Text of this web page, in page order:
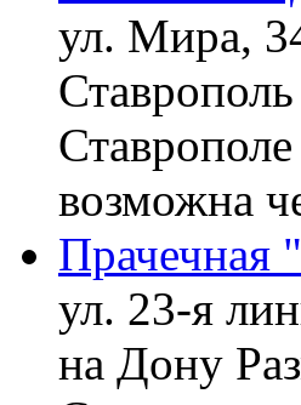
ул. Мира,
Ставрополь
возможна
Прачечная
ул. 23-я
на Дону